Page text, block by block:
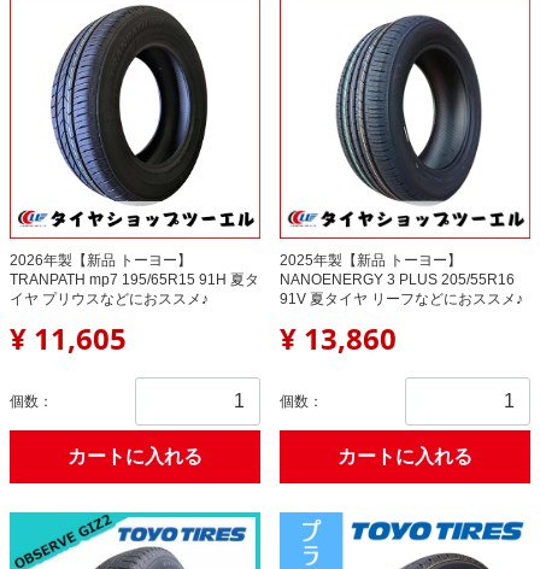
2026年製【新品 トーヨー】
TRANPATH mp7 195/65R15 91H 夏タ
イヤ プリウスなどにおススメ♪
¥ 11,605
個数：
カートに入れる
2025年製【新品 トーヨー】
NANOENERGY 3 PLUS 205/55R16
91V 夏タイヤ リーフなどにおススメ♪
¥ 13,860
個数：
カートに入れる